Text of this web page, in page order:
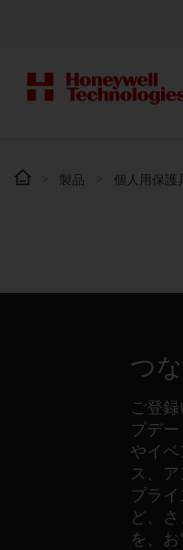
製品 個人用保護
つ
ご登
プデ
やイ
ス、
プライ
ど、
を、お